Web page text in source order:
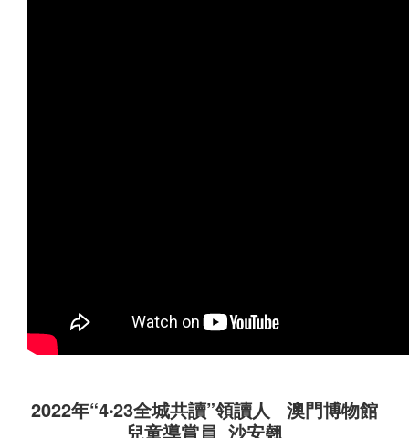
2022年“4‧23全城共讀”領讀人 澳門博物館
兒童導賞員 沙安翹